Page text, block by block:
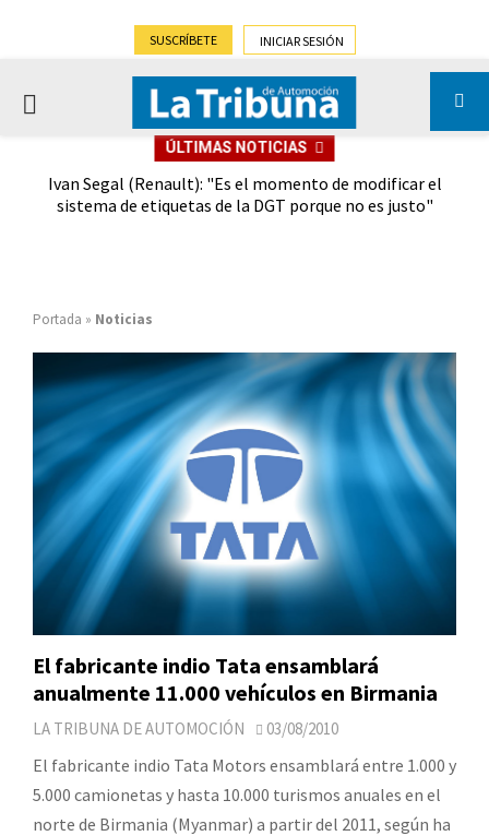
SUSCRÍBETE INICIAR SESIÓN
PRIMARY
ÚLTIMAS NOTICIAS
Ivan Segal (Renault): "Es el momento de modificar el
sistema de etiquetas de la DGT porque no es justo"
Portada » Noticias
El fabricante indio Tata ensamblará
anualmente 11.000 vehículos en Birmania
LA TRIBUNA DE AUTOMOCIÓN 03/08/2010
El fabricante indio Tata Motors ensamblará entre 1.000 y
5.000 camionetas y hasta 10.000 turismos anuales en el
norte de Birmania (Myanmar) a partir del 2011, según ha